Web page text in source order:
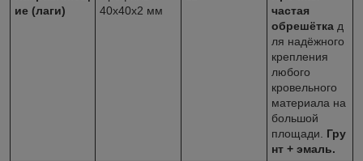
ие (лаги)
40x40x2 мм
частая
обрешётка д
ля надёжного
крепления
любого
кровельного
материала на
большой
площади. Гру
нт + эмаль.